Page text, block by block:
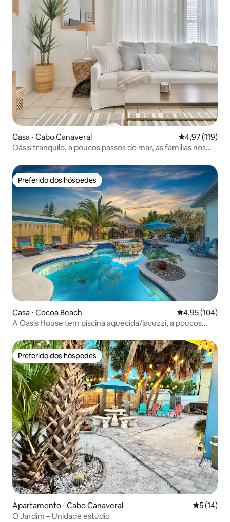
Casa ⋅ Cabo Canaveral 4,97 de uma
4,97 (119)
Oásis tranquilo, a poucos passos do mar, as famílias nos
Preferido dos hóspedes
Preferido dos hóspedes
Casa ⋅ Cocoa Beach 4,95 de uma
4,95 (104)
A Oasis House tem piscina aquecida/jacuzzi, a poucos
Preferido dos hóspedes
Preferido dos hóspedes
Apartamento ⋅ Cabo Canaveral 5 de uma
5 (14)
O Jardim – Unidade estúdio